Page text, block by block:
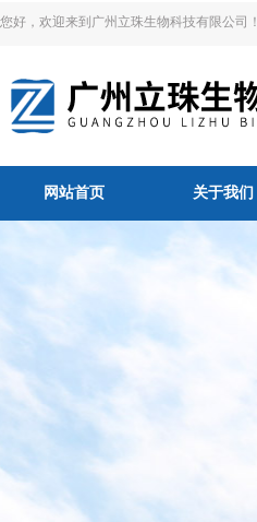
您好，欢迎来到广州立珠生物科技有限公司！
网站首页 关于我们